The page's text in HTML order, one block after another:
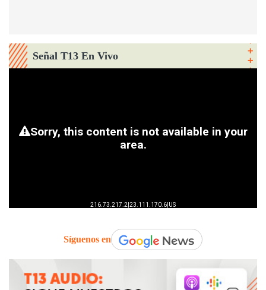
Señal T13 En Vivo
Síguenos en